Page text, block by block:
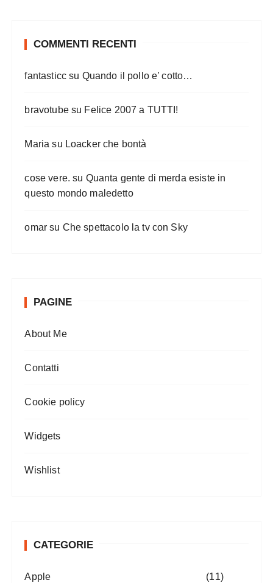
COMMENTI RECENTI
fantasticc su Quando il pollo e’ cotto…
bravotubesu Felice 2007 a TUTTI!
Maria su Loacker che bontà
cose vere. su Quanta gente di merda esiste in
questo mondo maledetto
omar su Che spettacolo la tv con Sky
PAGINE
About Me
Contatti
Cookie policy
Widgets
Wishlist
CATEGORIE
Apple (11)